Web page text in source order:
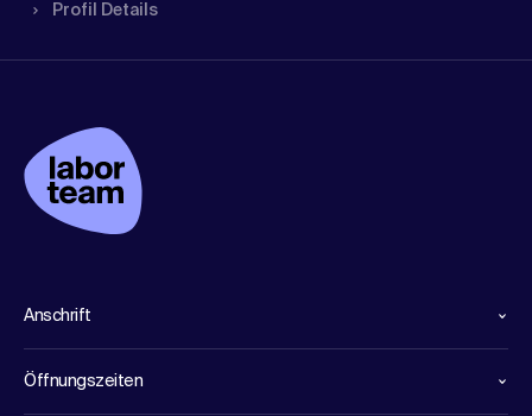
Profil Details
Anschrift
Öffnungszeiten